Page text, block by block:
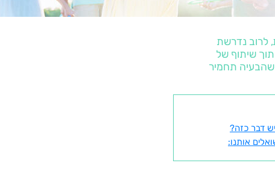
לרוב נדרשת
שיתוף של
שהבעיה תחמיר
דבר כזה?
אותנו: